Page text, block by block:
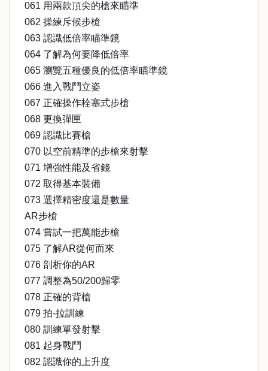
061 用兩款頂尖的槍來瞄準
062 操練斥候步槍
063 認識低倍率瞄準鏡
064 了解為何要降低倍率
065 瀏覽五種優良的低倍率瞄準鏡
066 進入戰鬥立姿
067 正確操作栓塞式步槍
068 更換彈匣
069 認識比賽槍
070 以空前精準的步槍來射擊
071 增強性能及省錢
072 取得基本裝備
073 選擇精密度還是數量
AR步槍
074 嘗試一把萬能步槍
075 了解AR從何而來
076 剖析你的AR
077 調整為50/200歸零
078 正確的背槍
079 拍-拉訓練
080 訓練單發射擊
081 起身戰鬥
082 認識你的上升度